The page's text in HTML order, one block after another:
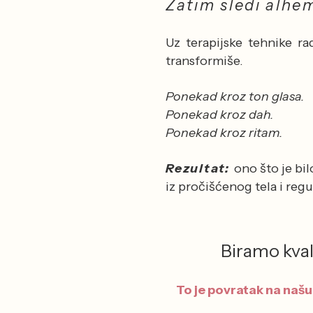
Zatim sledi
Uz terapijske tehnike
transformiše.
Ponekad kroz ton glasa.
Ponekad kroz dah.
Ponekad kroz ritam.
Rezultat: ono što je
iz pročišćenog tela i
Biramo
To je povratak na